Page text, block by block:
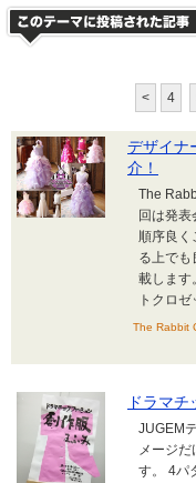
< 4
デザイナ
介！
The
回は発
順序良
る上でも
載しま
トクロ
The Rabbit
ドラマ
JUGEM
メージ
す。 4パ